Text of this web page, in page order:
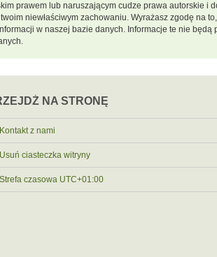
prawem lub naruszającym cudze prawa autorskie i
niewłaściwym zachowaniu. Wyrażasz zgodę na
w naszej bazie danych. Informacje te nie
NA STRONĘ
Kontakt z nami
Usuń ciasteczka witryny
Strefa czasowa UTC+01:00